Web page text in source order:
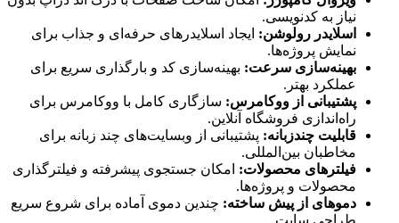
نیاز به کدنویسی.
اسلایدر رولوشن: ایجاد اسلایدرهای حرفه‌ای و جذاب برای
نمایش پروژه‌ها.
بهینه‌سازی سرعت: بهینه‌سازی کد و بارگذاری سریع برای
عملکرد بهتر.
پشتیبانی از ووکامرس: سازگاری کامل با ووکامرس برای
راه‌اندازی فروشگاه آنلاین.
قابلیت چندزبانه: پشتیبانی از وبسایت‌های چند زبانه برای
مخاطبان بین‌المللی.
فیلترهای محصولات: امکان جستجوی پیشرفته و فیلترگذاری
محصولات و پروژه‌ها.
دموهای از پیش ساخته: چندین دموی آماده برای شروع سریع